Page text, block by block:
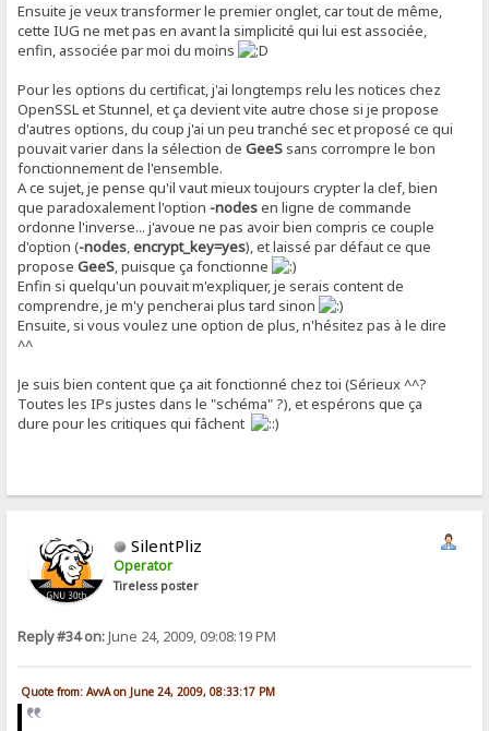
Ensuite je veux transformer le premier onglet, car tout de même,
cette IUG ne met pas en avant la simplicité qui lui est associée,
enfin, associée par moi du moins
Pour les options du certificat, j'ai longtemps relu les notices chez
OpenSSL et Stunnel, et ça devient vite autre chose si je propose
d'autres options, du coup j'ai un peu tranché sec et proposé ce qui
pouvait varier dans la sélection deGeeS sans corrompre le bon
fonctionnement de l'ensemble.
A ce sujet, je pense qu'il vaut mieux toujours crypter la clef, bien
que paradoxalement l'option -nodesen ligne de commande
ordonne l'inverse... j'avoue ne pas avoir bien compris ce couple
d'option (-nodes,encrypt_key=yes), et laissé par défaut ce que
proposeGeeS, puisque ça fonctionne
Enfin si quelqu'un pouvait m'expliquer, je serais content de
comprendre, je m'y pencherai plus tard sinon
Ensuite, si vous voulez une option de plus, n'hésitez pas à le dire
^^
Je suis bien content que ça ait fonctionné chez toi (Sérieux ^^?
Toutes les IPs justes dans le "schéma" ?), et espérons que ça
dure pour les critiques qui fâchent
SilentPliz
Operator
Tireless poster
Reply #34 on:June 24, 2009, 09:08:19 PM
Quote from: AvvA on June 24, 2009, 08:33:17 PM